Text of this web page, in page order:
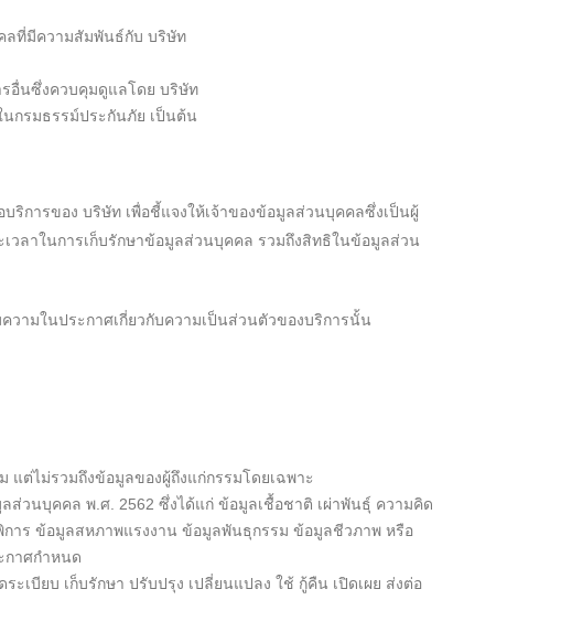
ลที่มีความสัมพันธ์กับ บริษัท
อื่นซึ่งควบคุมดูแลโดย บริษัท
กรมธรรม์ประกันภัย เป็นต้น
การของ บริษัท เพื่อชี้แจงให้เจ้าของข้อมูลส่วนบุคคลซึ่งเป็นผู้
วลาในการเก็บรักษาข้อมูลส่วนบุคคล รวมถึงสิทธิในข้อมูลส่วน
ามในประกาศเกี่ยวกับความเป็นส่วนตัวของบริการนั้น
ต่ไม่รวมถึงข้อมูลของผู้ถึงแก่กรรมโดยเฉพาะ
วนบุคคล พ.ศ. 2562 ซึ่งได้แก่ ข้อมูลเชื้อชาติ เผ่าพันธุ์ ความคิด
าร ข้อมูลสหภาพแรงงาน ข้อมูลพันธุกรรม ข้อมูลชีวภาพ หรือ
กาศกำหนด
เบียบ เก็บรักษา ปรับปรุง เปลี่ยนแปลง ใช้ กู้คืน เปิดเผย ส่งต่อ